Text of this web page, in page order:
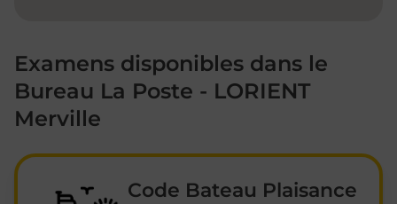
Examens disponibles dans le
Bureau La Poste - LORIENT
Merville
Code Bateau Plaisance